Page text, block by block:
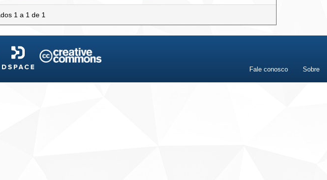
1 a 1 de 1
Fale conosco Sobre